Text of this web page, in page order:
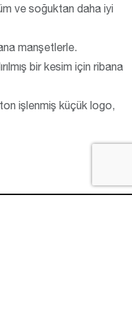
ve soğuktan daha iyi
manşetlerle.
bir kesim için ribana
işlenmiş küçük logo,